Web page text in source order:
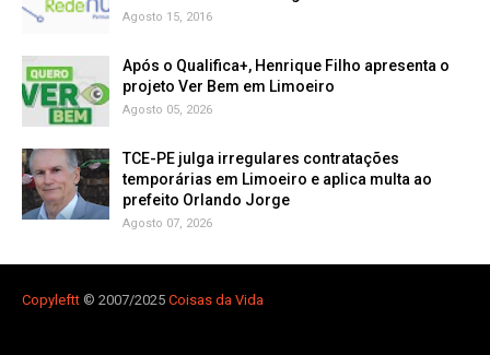
Agosto 15, 2016
Após o Qualifica+, Henrique Filho apresenta o
projeto Ver Bem em Limoeiro
Agosto 05, 2026
TCE-PE julga irregulares contratações
temporárias em Limoeiro e aplica multa ao
prefeito Orlando Jorge
Agosto 07, 2026
Copyleftt © 2007/2025 Coisas da Vida